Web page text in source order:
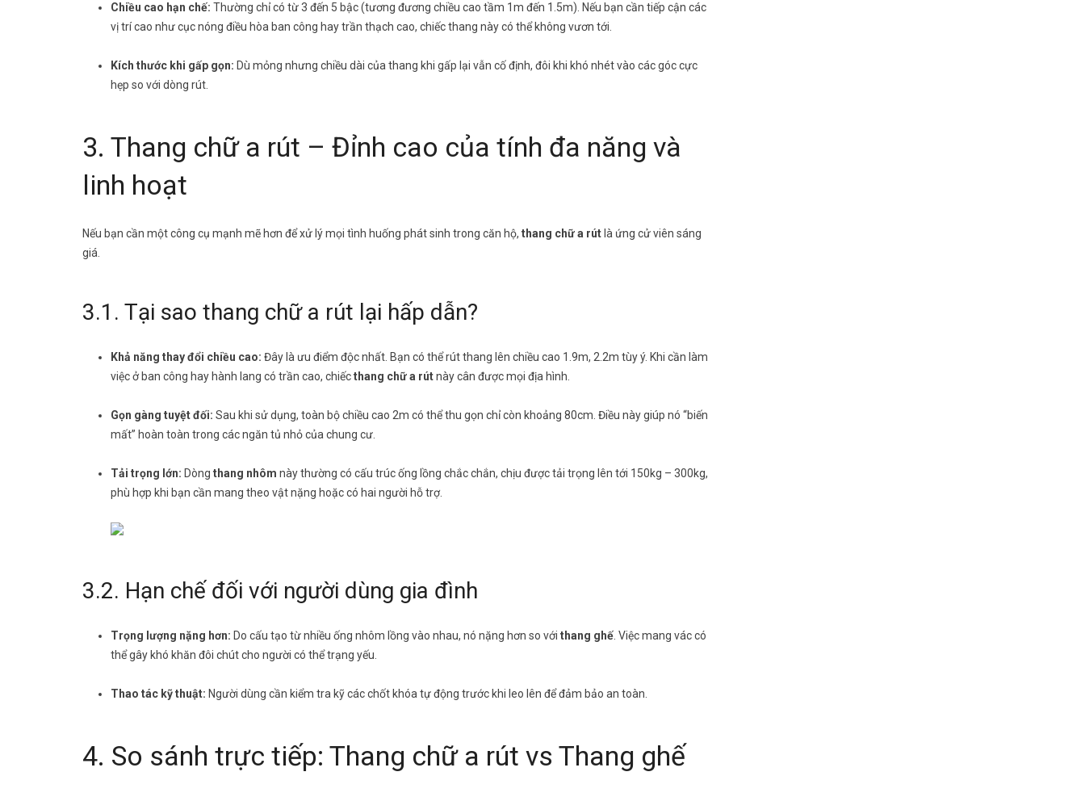
Chiều cao hạn chế: Thường chỉ có từ 3 đến 5 bậc (tương đương chiều cao tầm 1m đến 1.5m). Nếu bạn cần tiếp cận các
vị trí cao như cục nóng điều hòa ban công hay trần thạch cao, chiếc thang này có thể không vươn tới.
Kích thước khi gấp gọn: Dù mỏng nhưng chiều dài của thang khi gấp lại vẫn cố định, đôi khi khó nhét vào các góc cực
hẹp so với dòng rút.
3. Thang chữ a rút – Đỉnh cao của tính đa năng và
linh hoạt
Nếu bạn cần một công cụ mạnh mẽ hơn để xử lý mọi tình huống phát sinh trong căn hộ, thang chữ a rút là ứng cử viên sáng
giá.
3.1. Tại sao thang chữ a rút lại hấp dẫn?
Khả năng thay đổi chiều cao: Đây là ưu điểm độc nhất. Bạn có thể rút thang lên chiều cao 1.9m, 2.2m tùy ý. Khi cần làm
việc ở ban công hay hành lang có trần cao, chiếcthang chữ a rútnày cân được mọi địa hình.
Gọn gàng tuyệt đối: Sau khi sử dụng, toàn bộ chiều cao 2m có thể thu gọn chỉ còn khoảng 80cm. Điều này giúp nó “biến
mất” hoàn toàn trong các ngăn tủ nhỏ của chung cư.
Tải trọng lớn: Dòng thang nhôm này thường có cấu trúc ống lồng chắc chắn, chịu được tải trọng lên tới 150kg – 300kg,
phù hợp khi bạn cần mang theo vật nặng hoặc có hai người hỗ trợ.
3.2. Hạn chế đối với người dùng gia đình
Trọng lượng nặng hơn: Do cấu tạo từ nhiều ống nhôm lồng vào nhau, nó nặng hơn so với thang ghế . Việc mang vác có
thể gây khó khăn đôi chút cho người có thể trạng yếu.
Thao tác kỹ thuật: Người dùng cần kiểm tra kỹ các chốt khóa tự động trước khi leo lên để đảm bảo an toàn.
4. So sánh trực tiếp: Thang chữ a rút vs Thang ghế